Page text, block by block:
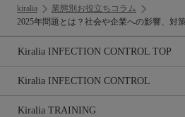
kiralia
業態別お役立ちコラム
2025年問題とは？社会や企業への影響、対
Kiralia INFECTION CONTROL TOP
Kiralia INFECTION CONTROL
Kiralia TRAINING